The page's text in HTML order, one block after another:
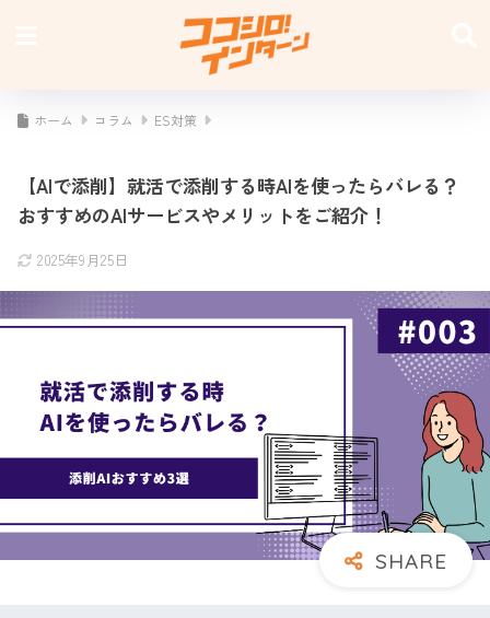
ホーム コラム ES対策
【AIで添削】就活で添削する時AIを使ったらバレる？
おすすめのAIサービスやメリットをご紹介！
2025年9月25日